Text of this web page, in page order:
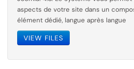
aspects de votre site dans un
élément dédié, langue après langue
VIEW FILES